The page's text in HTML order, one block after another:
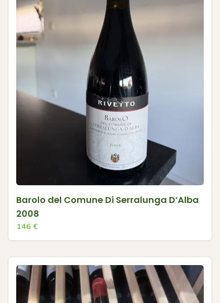
Barolo del Comune Di Serralunga D‘Alba
2008
146 €